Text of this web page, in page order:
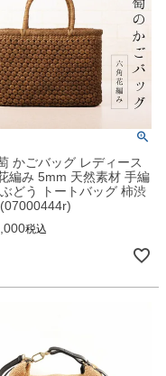
かごバッグ レディース
編み 5mm 天然素材 手編
どう トートバッグ 柿渋
税込